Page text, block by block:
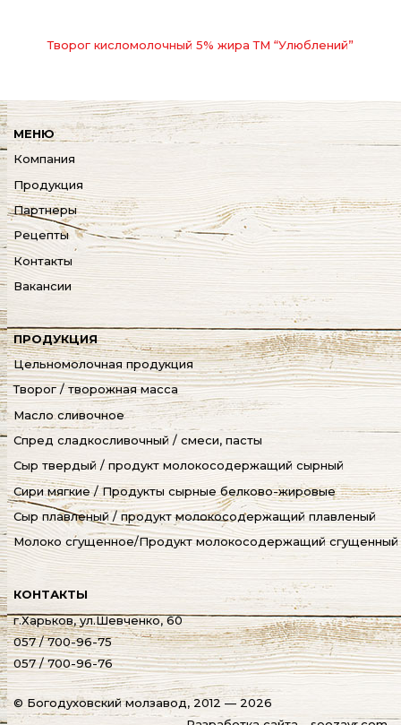
Творог кисломолочный 5% жира ТМ “Улюблений”
МЕНЮ
Компания
Продукция
Партнеры
Рецепты
Контакты
Вакансии
ПРОДУКЦИЯ
Цельномолочная продукция
Творог / творожная масса
Масло сливочное
Спред сладкосливочный / смеси, пасты
Сыр твердый / продукт молокосодержащий сырный
Сири мягкие / Продукты сырные белково-жировые
Сыр плавленый / продукт молокосодержащий плавленый
Молоко сгущенное/Продукт молокосодержащий сгущенный
КОНТАКТЫ
г.Харьков, ул.Шевченко, 60
057 / 700-96-75
057 / 700-96-76
© Богодуховский молзавод, 2012 — 2026